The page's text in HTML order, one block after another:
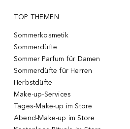
TOP THEMEN
Sommerkosmetik
Sommerdüfte
Sommer Parfum für Damen
Sommerdüfte für Herren
Herbstdüfte
Make-up-Services
Tages-Make-up im Store
Abend-Make-up im Store